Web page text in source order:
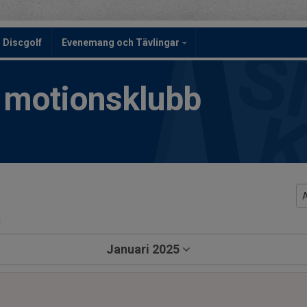
Discgolf Evenemang och Tävlingar
Januari 2025